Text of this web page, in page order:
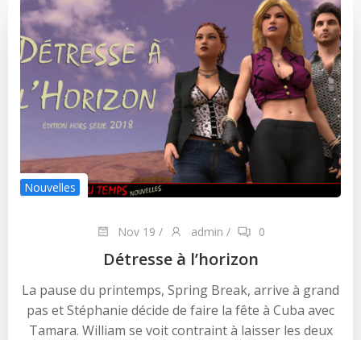
Nouvelles
Nov 19 / admin / 0
Détresse à l’horizon
La pause du printemps, Spring Break, arrive à grand
pas et Stéphanie décide de faire la fête à Cuba avec
Tamara. William se voit contraint à laisser les deux